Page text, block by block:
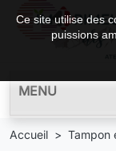
MENU
Accueil Tampon
Ce site utilise des
puissions